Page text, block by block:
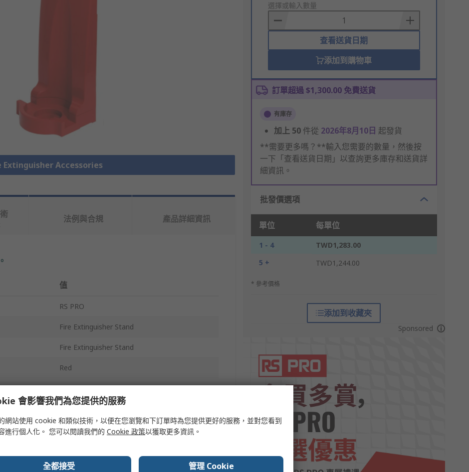
Extinguisher Accessories
to
Basket
選擇或輸入數量
查看送貨日期
添加到購物車
訂單超過 $1,300.00 免費送貨
有庫存
加上 50 件從 2026年8月10日 起發貨
**需要更多嗎？**輸入您需要的數量，然後按
一下「查看送貨日期」以查詢更多庫存和送貨詳
細資訊。
批發價選項
單位 每單位
1 - 4
TWD1,283.00
5 +
TWD1,244.00
* 參考價格
添加到收藏夾
Sponsored
法例與合規 產品詳細資訊
值
RS PRO
Fire Extinguisher Stand
Fire Extinguisher Stand
Red
665 (H) x 292 (W) x 270 (D) mm
No
會影響我們為您提供的服務
網站使用 cookie 和類似技術，以便在您瀏覽和下訂單時為您提供更好的服務，並對您看到
進行個人化。 您可以閱讀我們的 Cookie 政策以獲取更多資訊。
全都接受 管理 Cookie